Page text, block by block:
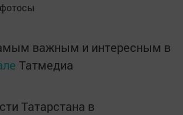
важным и интересным в
Татмедиа
Татарстана в